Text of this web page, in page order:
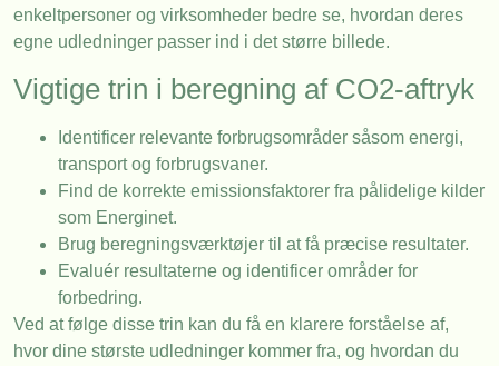
enkeltpersoner og virksomheder bedre se, hvordan deres
egne udledninger passer ind i det større billede.
Vigtige trin i beregning af CO2-aftryk
Identificer relevante forbrugsområder såsom energi,
transport og forbrugsvaner.
Find de korrekte emissionsfaktorer fra pålidelige kilder
som Energinet.
Brug beregningsværktøjer til at få præcise resultater.
Evaluér resultaterne og identificer områder for
forbedring.
Ved at følge disse trin kan du få en klarere forståelse af,
hvor dine største udledninger kommer fra, og hvordan du